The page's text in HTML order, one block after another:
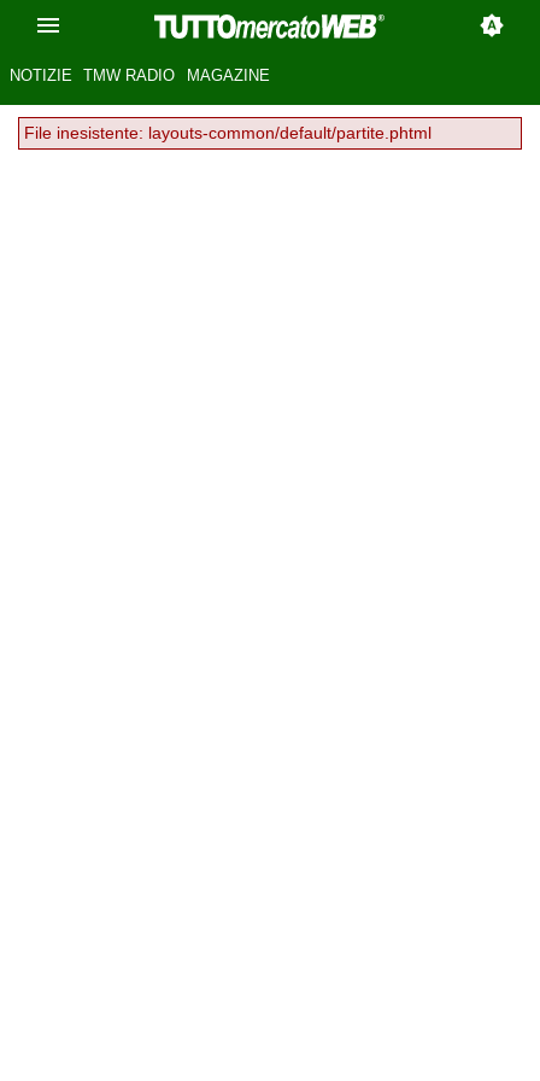
NOTIZIE TMW RADIO MAGAZINE
File inesistente: layouts-common/default/partite.phtml